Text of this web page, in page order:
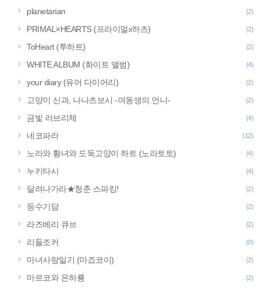
planetarian (2)
PRIMAL×HEARTS (프라이멀x하츠) (2)
ToHeart (투하트) (2)
WHITE ALBUM (화이트 앨범) (4)
your diary (유어 다이어리) (2)
고양이 신과, 나나츠보시 -여동생의 언니- (2)
금빛 러브리체 (4)
네코파라 (12)
노라와 황녀와 도둑고양이 하트 (노라토토) (4)
누키타시 (4)
달려나가라★청춘 스파킹! (2)
등수기담 (2)
라즈베리 큐브 (2)
리들조커 (0)
마녀사랑일기 (마죠코이) (2)
마르코와 은하룡 (2)